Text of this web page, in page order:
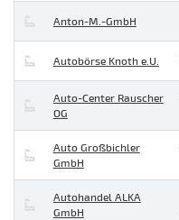
Anton-M.-GmbH
Autobörse Knoth e.U.
Auto-Center Rauscher
OG
Auto Großbichler
GmbH
Autohandel ALKA
GmbH